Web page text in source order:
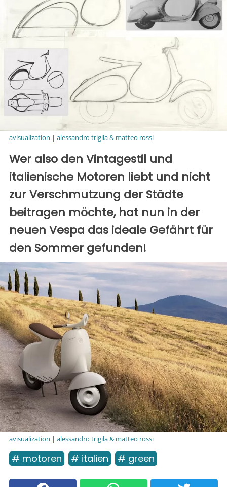
avisualization | alessandro trigila & matteo rossi
Wer also den Vintagestil und
italienische Motoren liebt und nicht
zur Verschmutzung der Städte
beitragen möchte, hat nun in der
neuen Vespa das ideale Gefährt für
den Sommer gefunden!
avisualization | alessandro trigila & matteo rossi
# motoren # italien # green